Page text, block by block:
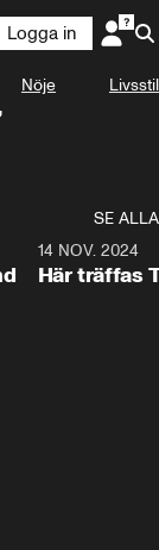
Logga in
Nöje Livsstil
SE ALLA
14 NOV. 2024
Här träffas